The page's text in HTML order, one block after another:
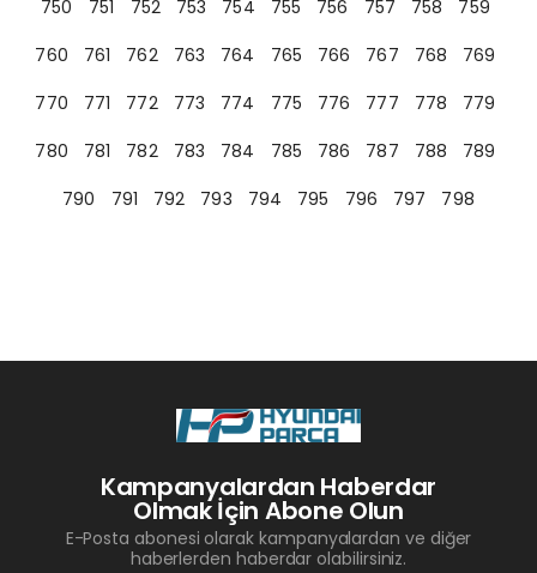
750
751 752 753 754 755 756 757 758
759
760
761 762 763 764 765 766 767 768
769
770
771 772 773 774 775 776 777 778
779
780
781 782 783 784 785 786 787 788
789
790
791 792 793 794 795 796 797 798
Kampanyalardan Haberdar
Olmak İçin Abone Olun
E-Posta abonesi olarak kampanyalardan ve diğer
haberlerden haberdar olabilirsiniz.